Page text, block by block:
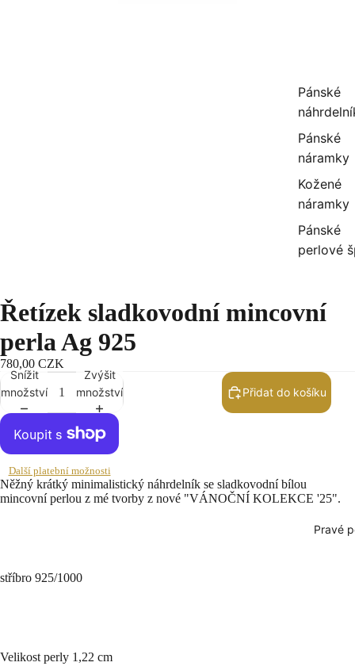
Pánské
Pánské
náramky
Kožené
náramky
Pánské
perlové
Pravé
Řetízek sladkovodní mincovní
perla Ag 925
780,00 CZK
Snížit
množství
Zvýšit
množství
Přidat do košíku
Další platební možnosti
Něžný krátký minimalistický náhrdelník se sladkovodní bílou
mincovní perlou z mé tvorby z nové "VÁNOČNÍ KOLEKCE '25".
stříbro 925/1000
Velikost perly 1,22 cm